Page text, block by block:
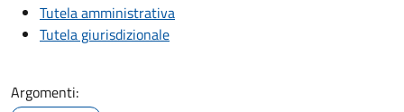
Tutela amministrativa
Tutela giurisdizionale
Argomenti: